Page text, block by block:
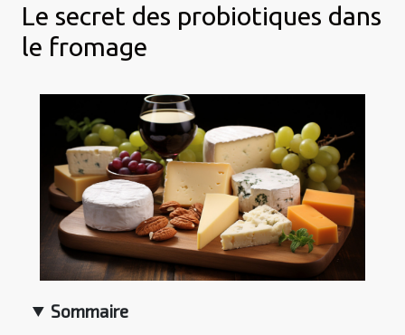
Le secret des probiotiques dans
le fromage
Sommaire